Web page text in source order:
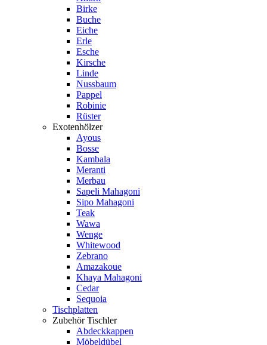
Birke
Buche
Eiche
Erle
Esche
Kirsche
Linde
Nussbaum
Pappel
Robinie
Rüster
Exotenhölzer
Ayous
Bosse
Kambala
Meranti
Merbau
Sapeli Mahagoni
Sipo Mahagoni
Teak
Wawa
Wenge
Whitewood
Zebrano
Amazakoue
Khaya Mahagoni
Cedar
Sequoia
Tischplatten
Zubehör Tischler
Abdeckkappen
Möbeldübel